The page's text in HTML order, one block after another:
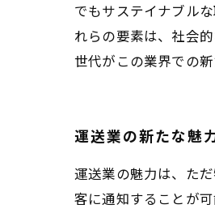
でもサステイナブル
れらの要素は、社会
世代がこの業界での
運送業の新たな魅
運送業の魅力は、た
客に通知することが